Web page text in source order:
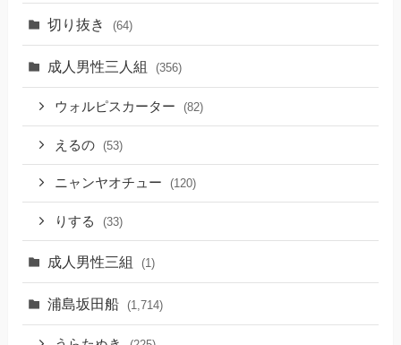
切り抜き (64)
成人男性三人組 (356)
ウォルピスカーター (82)
えるの (53)
ニャンヤオチュー (120)
りする (33)
成人男性三組 (1)
浦島坂田船 (1,714)